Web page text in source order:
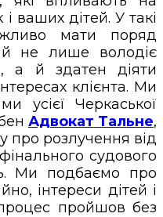
ваших дітей. У такі
мати поряд
не лише володіє
а й здатен діяти
клієнта. Ми
усієї Черкаської
Адвокат Тальне,
про розлучення від
судового
Ми подбаємо про
інтереси дітей і
пройшов без